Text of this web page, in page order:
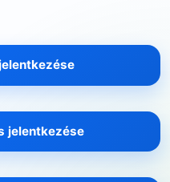
jelentkezése